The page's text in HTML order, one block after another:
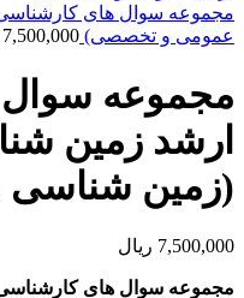
مجموعه سوال های
عمومی و تخصصی) 7,500,000
مجموعه
ارشد زمین
(زمین شناسی
7,500,000 ریال
مجموعه سوال های